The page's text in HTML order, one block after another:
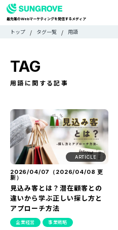
最先端のWebマーケティングを発信するメディア
ー
CATEGORY
カテゴリで探す
TAG
ライターで探す
FEATURE
特集
MOVIE
動画
DOCUMENT
お役立ち資料
お問い合わせ
広告掲載に関するお問い合わせ
検
検
トップ タグ一覧 用語
TAG
用語に関する記事
ARTICLE
2026/04/07（ 2026/04/08 更
新）
見込み客とは？潜在顧客との
違いから学ぶ正しい探し方と
アプローチ方法
企業経営 事業戦略